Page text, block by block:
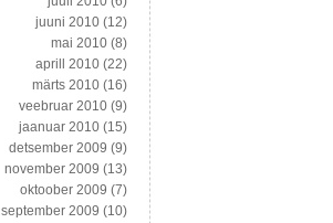
juuni 2010 (12)
mai 2010 (8)
aprill 2010 (22)
märts 2010 (16)
veebruar 2010 (9)
jaanuar 2010 (15)
detsember 2009 (9)
november 2009 (13)
oktoober 2009 (7)
september 2009 (10)